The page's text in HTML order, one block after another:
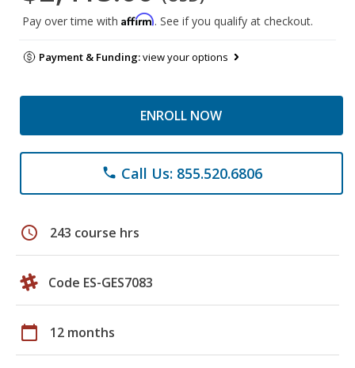
Pay over time with Affirm. See if you qualify at checkout.
Payment & Funding:view your options
ENROLL NOW
phone Call Us: 855.520.6806
schedule 243 course hrs
Code ES-GES7083
calendar_today 12 months